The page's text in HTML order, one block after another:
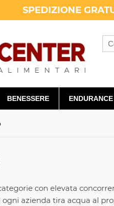
SPEDIZIONE
BENESSERE ENDURANCE
con elevata
azienda tira acqua al